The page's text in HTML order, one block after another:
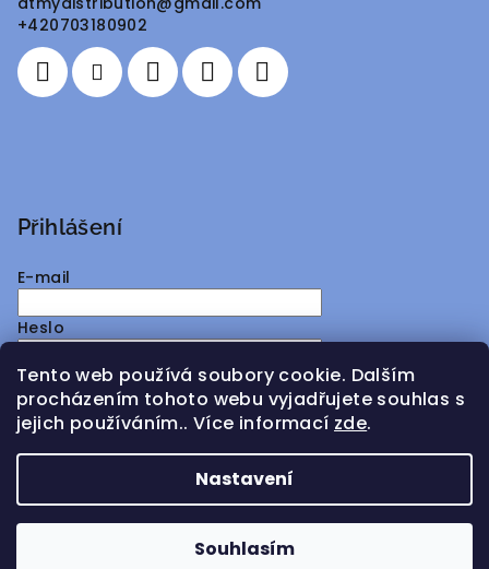
Tento web používá soubory cookie. Dalším
procházením tohoto webu vyjadřujete souhlas s
jejich používáním.. Více informací zde.
Nastavení
Souhlasím
+420703180902
Přihlášení
E-mail
Heslo
Přihlásit se
Nová registraceZapomenuté heslo